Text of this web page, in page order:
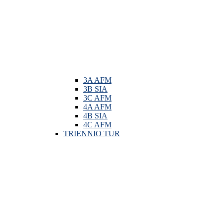
3A AFM
3B SIA
3C AFM
4A AFM
4B SIA
4C AFM
TRIENNIO TUR